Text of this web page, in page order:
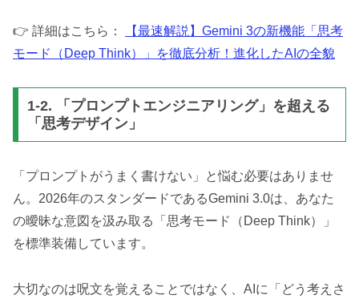
👉 詳細はこちら：
【最速解説】Gemini 3の新機能「思考
モード（Deep Think）」を徹底分析！進化したAIの全貌
1-2. 「プロンプトエンジニアリング」を超える
「思考デザイン」
「プロンプトがうまく書けない」と悩む必要はありませ
ん。2026年のスタンダードであるGemini 3.0は、あなた
の曖昧な意図を汲み取る「思考モード（Deep Think）」
を標準装備しています。
大切なのは呪文を覚えることではなく、AIに「どう考えさ